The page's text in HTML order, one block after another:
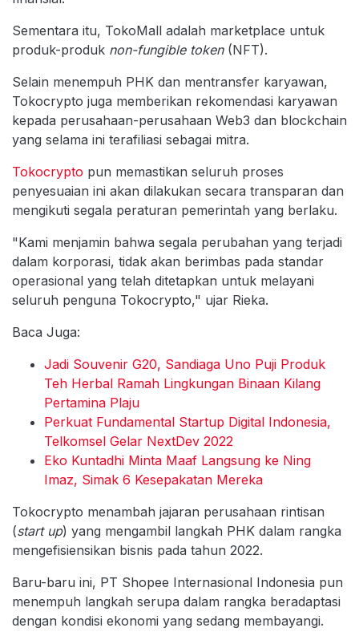
Sementara itu, TokoMall adalah marketplace untuk
produk-produk non-fungible token(NFT).
Selain menempuh PHK dan mentransfer karyawan,
Tokocrypto juga memberikan rekomendasi karyawan
kepada perusahaan-perusahaan Web3 dan blockchain
yang selama ini terafiliasi sebagai mitra.
Tokocrypto pun memastikan seluruh proses
penyesuaian ini akan dilakukan secara transparan dan
mengikuti segala peraturan pemerintah yang berlaku.
"Kami menjamin bahwa segala perubahan yang terjadi
dalam korporasi, tidak akan berimbas pada standar
operasional yang telah ditetapkan untuk melayani
seluruh penguna Tokocrypto," ujar Rieka.
Baca Juga:
Jadi Souvenir G20, Sandiaga Uno Puji Produk
Teh Herbal Ramah Lingkungan Binaan Kilang
Pertamina Plaju
Perkuat Fundamental Startup Digital Indonesia,
Telkomsel Gelar NextDev 2022
Eko Kuntadhi Minta Maaf Langsung ke Ning
Imaz, Simak 6 Kesepakatan Mereka
Tokocrypto menambah jajaran perusahaan rintisan
(start up) yang mengambil langkah PHK dalam rangka
mengefisiensikan bisnis pada tahun 2022.
Baru-baru ini, PT Shopee Internasional Indonesia pun
menempuh langkah serupa dalam rangka beradaptasi
dengan kondisi ekonomi yang sedang membayangi.